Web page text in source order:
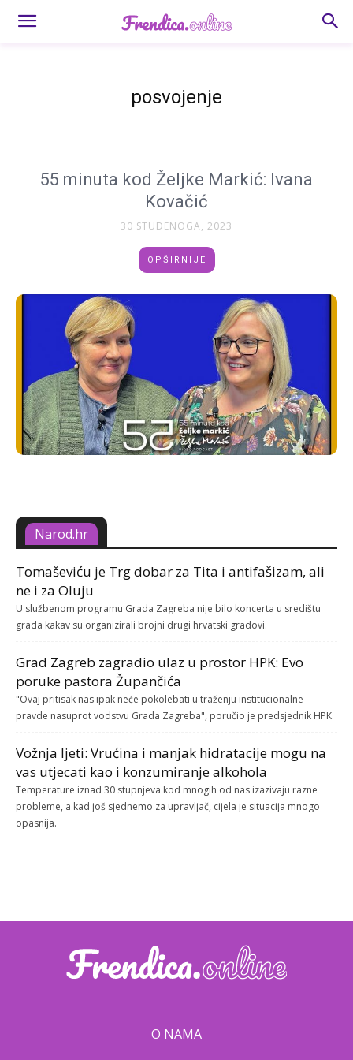
posvojenje
55 minuta kod Željke Markić: Ivana
Kovačić
30 STUDENOGA, 2023
OPŠIRNIJE
Narod.hr
Tomaševiću je Trg dobar za Tita i antifašizam, ali
ne i za Oluju
U službenom programu Grada Zagreba nije bilo koncerta u središtu
grada kakav su organizirali brojni drugi hrvatski gradovi.
Grad Zagreb zagradio ulaz u prostor HPK: Evo
poruke pastora Župančića
"Ovaj pritisak nas ipak neće pokolebati u traženju institucionalne
pravde nasuprot vodstvu Grada Zagreba", poručio je predsjednik HPK.
Vožnja ljeti: Vrućina i manjak hidratacije mogu na
vas utjecati kao i konzumiranje alkohola
Temperature iznad 30 stupnjeva kod mnogih od nas izazivaju razne
probleme, a kad još sjednemo za upravljač, cijela je situacija mnogo
opasnija.
O NAMA